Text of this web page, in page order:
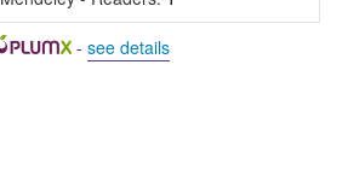
- see details